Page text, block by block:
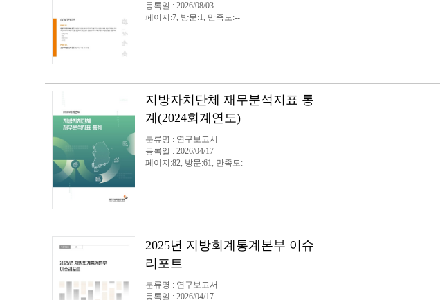
등록일 : 2026/08/03
페이지:7, 방문:1, 만족도:--
지방자치단체 재무분석지표 통
계(2024회계연도)
분류명 : 연구보고서
등록일 : 2026/04/17
페이지:82, 방문:61, 만족도:--
2025년 지방회계통계본부 이슈
리포트
분류명 : 연구보고서
등록일 : 2026/04/17